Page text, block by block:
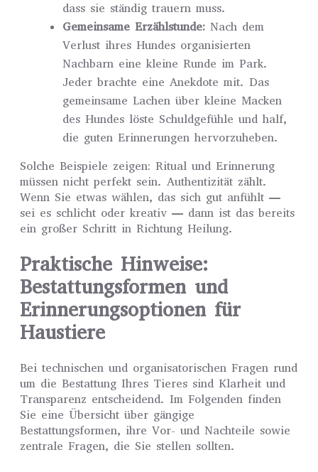
dass sie ständig trauern muss.
Gemeinsame Erzählstunde: Nach dem
Verlust ihres Hundes organisierten
Nachbarn eine kleine Runde im Park.
Jeder brachte eine Anekdote mit. Das
gemeinsame Lachen über kleine Macken
des Hundes löste Schuldgefühle und half,
die guten Erinnerungen hervorzuheben.
Solche Beispiele zeigen: Ritual und Erinnerung
müssen nicht perfekt sein. Authentizität zählt.
Wenn Sie etwas wählen, das sich gut anfühlt —
sei es schlicht oder kreativ — dann ist das bereits
ein großer Schritt in Richtung Heilung.
Praktische Hinweise:
Bestattungsformen und
Erinnerungsoptionen für
Haustiere
Bei technischen und organisatorischen Fragen rund
um die Bestattung Ihres Tieres sind Klarheit und
Transparenz entscheidend. Im Folgenden finden
Sie eine Übersicht über gängige
Bestattungsformen, ihre Vor- und Nachteile sowie
zentrale Fragen, die Sie stellen sollten.